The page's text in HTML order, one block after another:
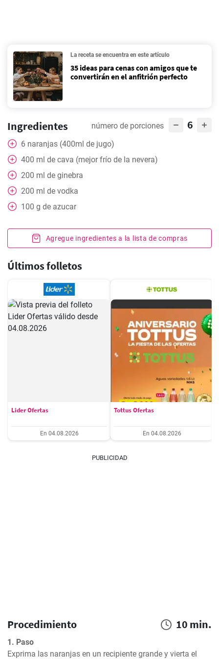
La receta se encuentra en este artículo
35 ideas para cenas con amigos que te
convertirán en el anfitrión perfecto
Ingredientes número de porciones 6
6 naranjas (400ml de jugo)
400 ml de cava (mejor frío de la nevera)
200 ml de ginebra
200 ml de vodka
100 g de azucar
Agregue ingredientes a la lista de compras
Últimos folletos
Lider Ofertas
En 04.08.2026
Tottus Ofertas
En 04.08.2026
PUBLICIDAD
Procedimiento 10 min.
1. Paso
Exprima las naranjas en un recipiente grande y vierta el